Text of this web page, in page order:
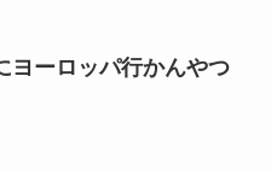
ヨーロッパ行かんやつ